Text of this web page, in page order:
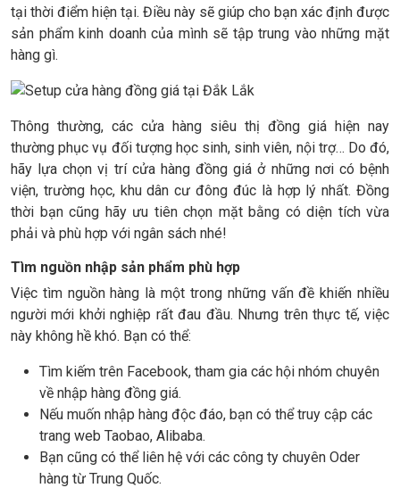
tại thời điểm hiện tại. Điều này sẽ giúp cho bạn xác định được
sản phẩm kinh doanh của mình sẽ tập trung vào những mặt
hàng gì.
Thông thường, các cửa hàng siêu thị đồng giá hiện nay
thường phục vụ đối tượng học sinh, sinh viên, nội trợ… Do đó,
hãy lựa chọn vị trí cửa hàng đồng giá ở những nơi có bệnh
viện, trường học, khu dân cư đông đúc là hợp lý nhất. Đồng
thời bạn cũng hãy ưu tiên chọn mặt bằng có diện tích vừa
phải và phù hợp với ngân sách nhé!
Tìm nguồn nhập sản phẩm phù hợp
Việc tìm nguồn hàng là một trong những vấn đề khiến nhiều
người mới khởi nghiệp rất đau đầu. Nhưng trên thực tế, việc
này không hề khó. Bạn có thể:
Tìm kiếm trên Facebook, tham gia các hội nhóm chuyên
về nhập hàng đồng giá.
Nếu muốn nhập hàng độc đáo, bạn có thể truy cập các
trang web Taobao, Alibaba.
Bạn cũng có thể liên hệ với các công ty chuyên Oder
hàng từ Trung Quốc.